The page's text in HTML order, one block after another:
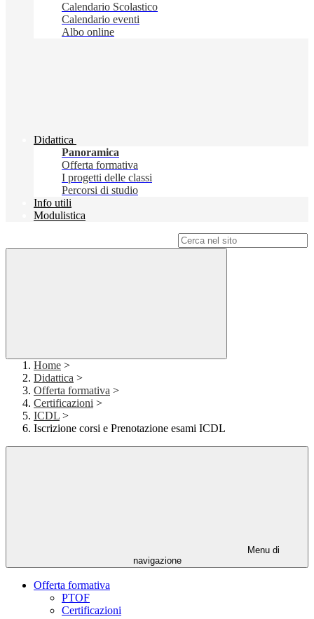
Calendario Scolastico
Calendario eventi
Albo online
Didattica
Panoramica
Offerta formativa
I progetti delle classi
Percorsi di studio
Info utili
Modulistica
Home >
Didattica >
Offerta formativa >
Certificazioni >
ICDL >
Iscrizione corsi e Prenotazione esami ICDL
Menu di
navigazione
Offerta formativa
PTOF
Certificazioni